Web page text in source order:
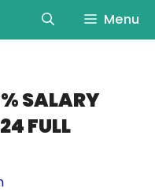
Menu
SALARY
FULL